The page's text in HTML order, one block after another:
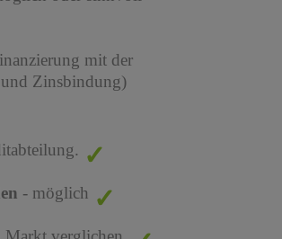
mit der
Zinsbindung)
- möglich